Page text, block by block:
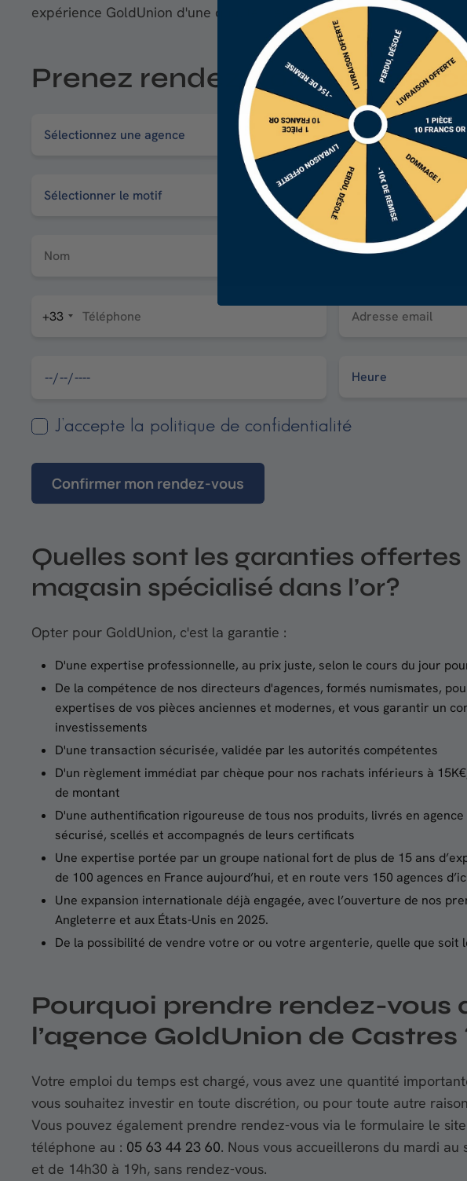
expérience GoldUnion d'une qualité inégalée.
Prenez rendez-vous en
Nom Prénom
Téléphone
+33 Adresse email
J’accepte la politique de confidentialité
Confirmer mon rendez-vous
Quelles sont les garanties
magasin spécialisé dans l’or?
Opter pour GoldUnion, c'est la garantie :
D'une expertise professionnelle, au prix juste, selon le cours du jour
De la compétence de nos directeurs d'agences, formés numismates,
expertises de vos pièces anciennes et modernes, et vous garantir un
investissements
D'une transaction sécurisée, validée par les autorités compétentes
D'un règlement immédiat par chèque pour nos rachats inférieurs à
de montant
D'une authentification rigoureuse de tous nos produits, livrés en
sécurisé, scellés et accompagnés de leurs certificats
Une expertise portée par un groupe national fort de plus de 15 ans
de 100 agences en France aujourd’hui, et en route vers 150 agences
Une expansion internationale déjà engagée, avec l’ouverture de nos
Angleterre et aux États-Unis en 2025.
De la possibilité de vendre votre or ou votre argenterie, quelle que soit
Pourquoi prendre rendez-vous
l’agence GoldUnion de Castres
Votre emploi du temps est chargé, vous avez une quantité
vous souhaitez investir en toute discrétion, ou pour toute autre
Vous pouvez également prendre rendez-vous via le formulaire le
téléphone au : 05 63 44 23 60. Nous vous accueillerons du mardi au
et de 14h30 à 19h, sans rendez-vous.